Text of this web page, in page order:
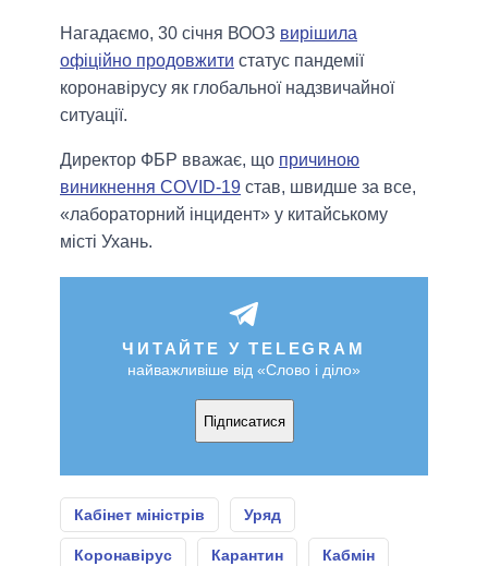
Нагадаємо, 30 січня ВООЗ вирішила
офіційно продовжити статус пандемії
коронавірусу як глобальної надзвичайної
ситуації.
Директор ФБР вважає, що причиною
виникнення COVID-19 став, швидше за все,
«лабораторний інцидент» у китайському
місті Ухань.
ЧИТАЙТЕ У TELEGRAM
найважливіше від «Слово і діло»
Підписатися
Кабінет міністрів Уряд
Коронавірус Карантин Кабмін